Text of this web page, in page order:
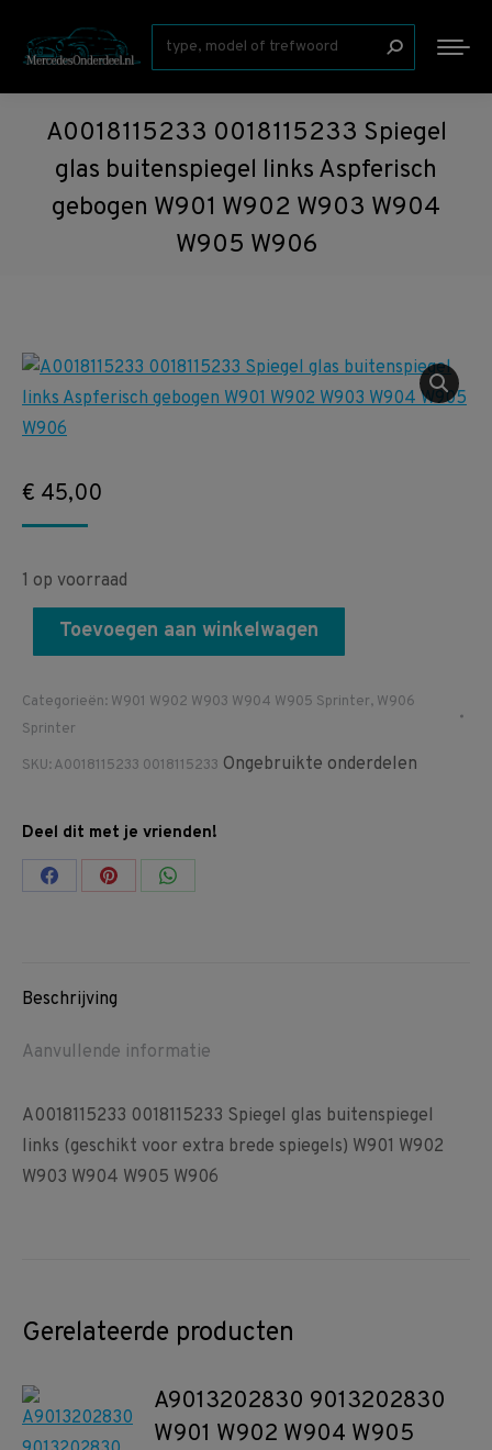
Zoeken:
A0018115233 0018115233 Spiegel
glas buitenspiegel links Aspferisch
gebogen W901 W902 W903 W904
W905 W906
€ 45,00
1 op voorraad
Toevoegen aan winkelwagen
Categorieën: W901 W902 W903 W904 W905 Sprinter, W906
Sprinter
SKU:A0018115233 0018115233 Ongebruikte onderdelen
Deel dit met je vrienden!
Share Share Share
Beschrijving
Aanvullende informatie
A0018115233 0018115233 Spiegel glas buitenspiegel
links (geschikt voor extra brede spiegels) W901 W902
W903 W904 W905 W906
Gerelateerde producten
A9013202830 9013202830
W901 W902 W904 W905